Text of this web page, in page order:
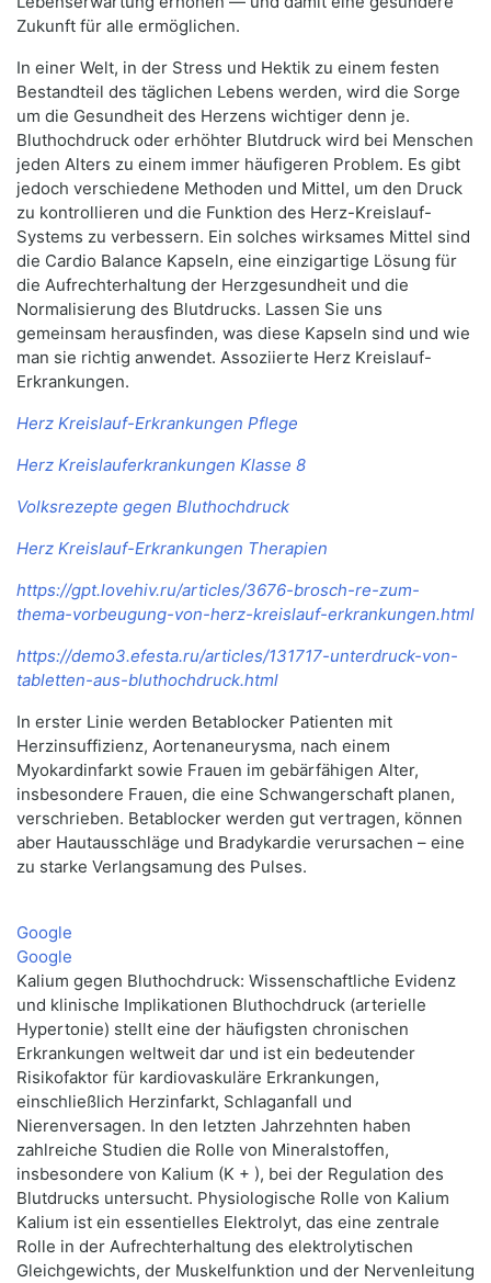
Zukunft für alle ermöglichen.
In einer Welt, in der Stress und Hektik zu einem festen
Bestandteil des täglichen Lebens werden, wird die Sorge
um die Gesundheit des Herzens wichtiger denn je.
Bluthochdruck oder erhöhter Blutdruck wird bei Menschen
jeden Alters zu einem immer häufigeren Problem. Es gibt
jedoch verschiedene Methoden und Mittel, um den Druck
zu kontrollieren und die Funktion des Herz-Kreislauf-
Systems zu verbessern. Ein solches wirksames Mittel sind
die Cardio Balance Kapseln, eine einzigartige Lösung für
die Aufrechterhaltung der Herzgesundheit und die
Normalisierung des Blutdrucks. Lassen Sie uns
gemeinsam herausfinden, was diese Kapseln sind und wie
man sie richtig anwendet. Assoziierte Herz Kreislauf-
Erkrankungen.
Herz Kreislauf-Erkrankungen Pflege
Herz Kreislauferkrankungen Klasse 8
Volksrezepte gegen Bluthochdruck
Herz Kreislauf-Erkrankungen Therapien
https://gpt.lovehiv.ru/articles/3676-brosch-re-zum-
thema-vorbeugung-von-herz-kreislauf-erkrankungen.html
https://demo3.efesta.ru/articles/131717-unterdruck-von-
tabletten-aus-bluthochdruck.html
In erster Linie werden Betablocker Patienten mit
Herzinsuffizienz, Aortenaneurysma, nach einem
Myokardinfarkt sowie Frauen im gebärfähigen Alter,
insbesondere Frauen, die eine Schwangerschaft planen,
verschrieben. Betablocker werden gut vertragen, können
aber Hautausschläge und Bradykardie verursachen – eine
zu starke Verlangsamung des Pulses.
Google
Google
Kalium gegen Bluthochdruck: Wissenschaftliche Evidenz
und klinische Implikationen Bluthochdruck (arterielle
Hypertonie) stellt eine der häufigsten chronischen
Erkrankungen weltweit dar und ist ein bedeutender
Risikofaktor für kardiovaskuläre Erkrankungen,
einschließlich Herzinfarkt, Schlaganfall und
Nierenversagen. In den letzten Jahrzehnten haben
zahlreiche Studien die Rolle von Mineralstoffen,
insbesondere von Kalium (K + ), bei der Regulation des
Blutdrucks untersucht. Physiologische Rolle von Kalium
Kalium ist ein essentielles Elektrolyt, das eine zentrale
Rolle in der Aufrechterhaltung des elektrolytischen
Gleichgewichts, der Muskelfunktion und der Nervenleitung